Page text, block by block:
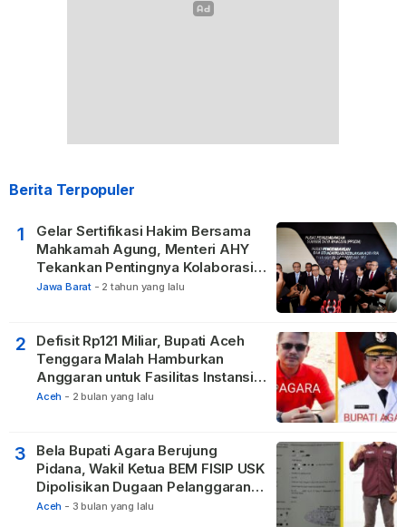
Berita Terpopuler
1
Gelar Sertifikasi Hakim Bersama
Mahkamah Agung, Menteri AHY
Tekankan Pentingnya Kolaborasi
untuk Hadirkan Keadilan bagi
Jawa Barat - 2 tahun yang lalu
2
Defisit Rp121 Miliar, Bupati Aceh
Tenggara Malah Hamburkan
Anggaran untuk Fasilitas Instansi
Vertikal
Aceh - 2 bulan yang lalu
3
Bela Bupati Agara Berujung
Pidana, Wakil Ketua BEM FISIP USK
Dipolisikan Dugaan Pelanggaran
Privasi dan UU ITE
Aceh - 3 bulan yang lalu